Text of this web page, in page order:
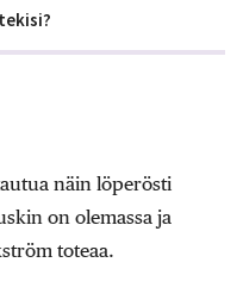
näin löperösti
on olemassa ja
toteaa.